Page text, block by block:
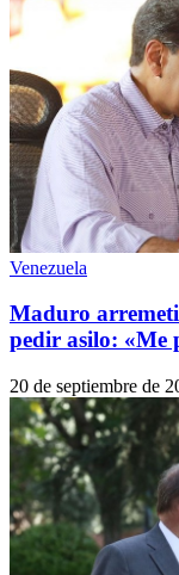
Venezuela
Maduro
pedir asilo: «Me
20 de septiembre de